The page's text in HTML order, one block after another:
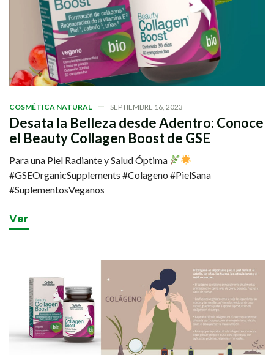
COSMÉTICA NATURAL SEPTIEMBRE 16, 2023
Desata la Belleza desde Adentro: Conoce
el Beauty Collagen Boost de GSE
Para una Piel Radiante y Salud Óptima
#GSEOrganicSupplements #Colageno #PielSana
#SuplementosVeganos
Ver